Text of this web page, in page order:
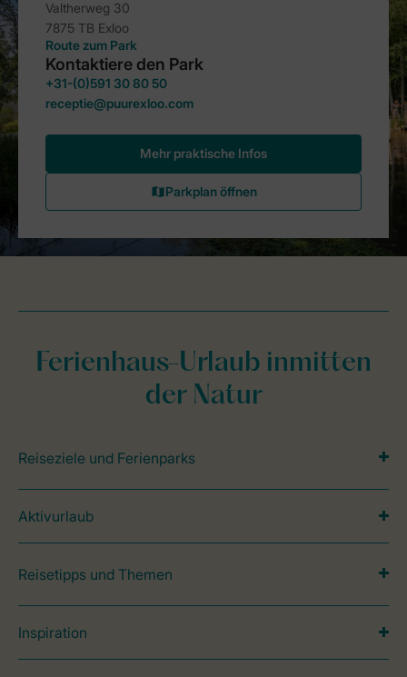
Ferienhaus-Urlaub inmitten
der Natur
Reiseziele und Ferienparks
Aktivurlaub
Reisetipps und Themen
Inspiration